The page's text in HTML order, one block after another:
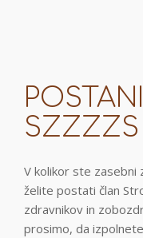
SZZZZS
V kolikor ste zasebni
želite postati član
zdravnikov in
prosimo, da